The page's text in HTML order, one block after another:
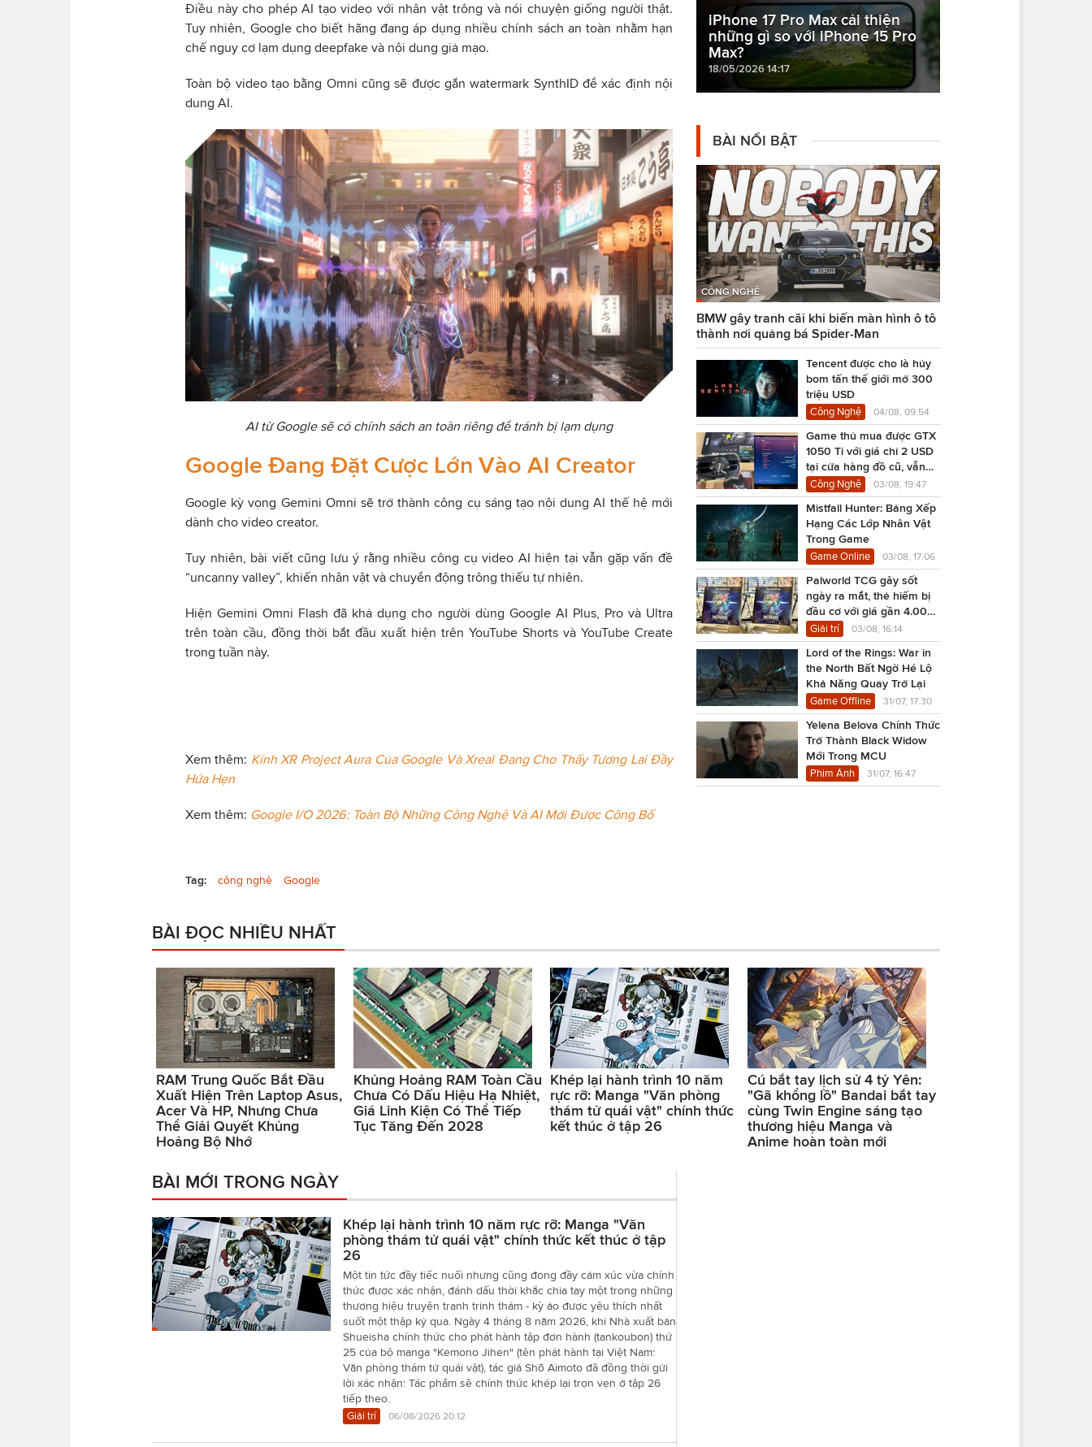
Điều này cho phép AI tạo video với nhân vật trông và nói chuyện giống người thật.
Tuy nhiên, Google cho biết hãng đang áp dụng nhiều chính sách an toàn nhằm hạn
chế nguy cơ lạm dụng deepfake và nội dung giả mạo.
Toàn bộ video tạo bằng Omni cũng sẽ được gắn watermark SynthID để xác định nội
dung AI.
AI từ Google sẽ có chính sách an toàn riêng để tránh bị lạm dụng
Google Đang Đặt Cược Lớn Vào AI Creator
Google kỳ vọng Gemini Omni sẽ trở thành công cụ sáng tạo nội dung AI thế hệ mới
dành cho video creator.
Tuy nhiên, bài viết cũng lưu ý rằng nhiều công cụ video AI hiện tại vẫn gặp vấn đề
“uncanny valley”, khiến nhân vật và chuyển động trông thiếu tự nhiên.
Hiện Gemini Omni Flash đã khả dụng cho người dùng Google AI Plus, Pro và Ultra
trên toàn cầu, đồng thời bắt đầu xuất hiện trên YouTube Shorts và YouTube Create
trong tuần này.
Xem thêm: Kính XR Project Aura Của Google Và Xreal Đang Cho Thấy Tương Lai Đầy
Hứa Hẹn
Xem thêm: Google I/O 2026: Toàn Bộ Những Công Nghệ Và AI Mới Được Công Bố
Tag: công nghệ Google
iPhone 17 Pro Max cải thiện
những gì so với iPhone 15 Pro
Max?
18/05/2026 14:17
BÀI NỔI BẬT
CÔNG NGHỆ
BMW gây tranh cãi khi biến màn hình ô tô
thành nơi quảng bá Spider-Man
Tencent được cho là hủy
bom tấn thế giới mở 300
triệu USD
Công Nghệ 04/08, 09:54
Game thủ mua được GTX
1050 Ti với giá chỉ 2 USD
tại cửa hàng đồ cũ, vẫn
chạy Cyberpunk 2077
Công Nghệ 03/08, 19:47
Mistfall Hunter: Bảng Xếp
Hạng Các Lớp Nhân Vật
Trong Game
Game Online 03/08, 17:06
Palworld TCG gây sốt
ngày ra mắt, thẻ hiếm bị
đầu cơ với giá gần 4.000
USD
Giải trí 03/08, 16:14
Lord of the Rings: War in
the North Bất Ngờ Hé Lộ
Khả Năng Quay Trở Lại
Game Offline 31/07, 17:30
Yelena Belova Chính Thức
Trở Thành Black Widow
Mới Trong MCU
Phim Ảnh 31/07, 16:47
BÀI ĐỌC NHIỀU NHẤT
RAM Trung Quốc Bắt Đầu
Xuất Hiện Trên Laptop Asus,
Acer Và HP, Nhưng Chưa
Thể Giải Quyết Khủng
Hoảng Bộ Nhớ
Khủng Hoảng RAM Toàn Cầu
Chưa Có Dấu Hiệu Hạ Nhiệt,
Giá Linh Kiện Có Thể Tiếp
Tục Tăng Đến 2028
Khép lại hành trình 10 năm
rực rỡ: Manga "Văn phòng
thám tử quái vật" chính thức
kết thúc ở tập 26
Cú bắt tay lịch sử 4 tỷ Yên:
"Gã khổng lồ" Bandai bắt tay
cùng Twin Engine sáng tạo
thương hiệu Manga và
Anime hoàn toàn mới
BÀI MỚI TRONG NGÀY
Khép lại hành trình 10 năm rực rỡ: Manga "Văn
phòng thám tử quái vật" chính thức kết thúc ở tập
26
Một tin tức đầy tiếc nuối nhưng cũng đong đầy cảm xúc vừa chính
thức được xác nhận, đánh dấu thời khắc chia tay một trong những
thương hiệu truyện tranh trinh thám - kỳ ảo được yêu thích nhất
suốt một thập kỷ qua. Ngày 4 tháng 8 năm 2026, khi Nhà xuất bản
Shueisha chính thức cho phát hành tập đơn hành (tankoubon) thứ
25 của bộ manga "Kemono Jihen" (tên phát hành tại Việt Nam:
Văn phòng thám tử quái vật), tác giả Shō Aimoto đã đồng thời gửi
lời xác nhận: Tác phẩm sẽ chính thức khép lại trọn vẹn ở tập 26
tiếp theo.
Giải trí
06/08/2026 20:12